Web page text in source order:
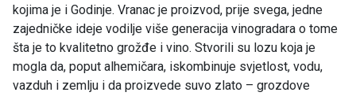
kojima je i Godinje. Vranac je proizvod, prije svega, jedne
zajedničke ideje vodilje više generacija vinogradara o tome
šta je to kvalitetno grožđe i vino. Stvorili su lozu koja je
mogla da, poput alhemičara, iskombinuje svjetlost, vodu,
vazduh i zemlju i da proizvede suvo zlato – grozdove